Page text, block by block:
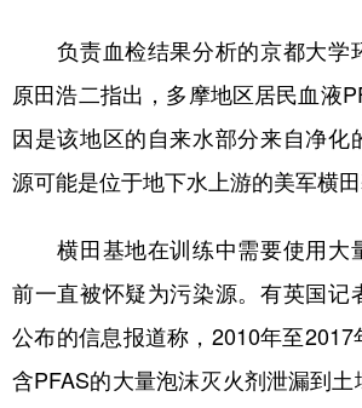
负责血检结果分析的京都大学
原田浩二指出，多摩地区居民血液
因是该地区的自来水部分来自净化
源可能是位于地下水上游的美军横田
横田基地在训练中需要使用大
前一直被怀疑为污染源。有英国记
公布的信息报道称，2010年至
含PFAS的大量泡沫灭火剂泄漏到